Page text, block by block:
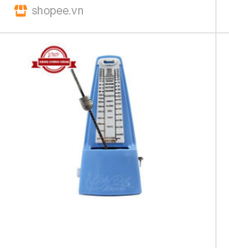
đạpshopee.vn